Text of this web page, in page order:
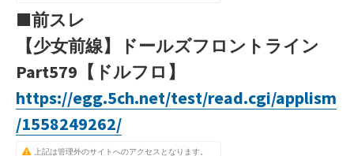
■前スレ
【少女前線】ドールズフロントライン
Part579【ドルフロ】
https://egg.5ch.net/test/read.cgi/applism
/1558249262/
上記は管理外のサイトへのアクセスとなります。